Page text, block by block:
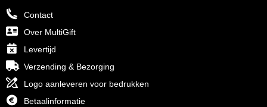
Contact
Over MultiGift
Levertijd
Verzending & Bezorging
Logo aanleveren voor bedrukken
Betaalinformatie